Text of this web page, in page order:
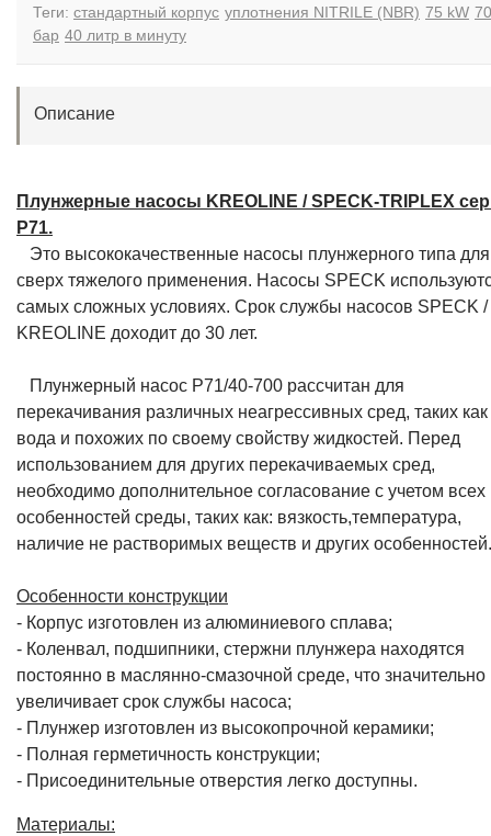
Теги: стандартный корпус уплотнения NITRILE (NBR) 75 kW
бар 40 литр в минуту
Описание
Плунжерные насосы KREOLINE / SPECK-TRIPLEX
P71.
Это высококачественные насосы плунжерного типа для
сверх тяжелого применения. Насосы SPECK
самых сложных условиях. Срок службы насосов SPECK /
KREOLINE доходит до 30 лет.
Плунжерный насос P71/40-700 рассчитан для
перекачивания различных неагрессивных сред, таких как
вода и похожих по своему свойству жидкостей. Перед
использованием для других перекачиваемых сред,
необходимо дополнительное согласование с учетом всех
особенностей среды, таких как: вязкость,температура,
наличие не растворимых веществ и других особенностей.
Особенности конструкции
- Корпус изготовлен из алюминиевого сплава;
- Коленвал, подшипники, стержни плунжера находятся
постоянно в маслянно-смазочной среде, что значительно
увеличивает срок службы насоса;
- Плунжер изготовлен из высокопрочной керамики;
- Полная герметичность конструкции;
- Присоединительные отверстия легко доступны.
Материалы: